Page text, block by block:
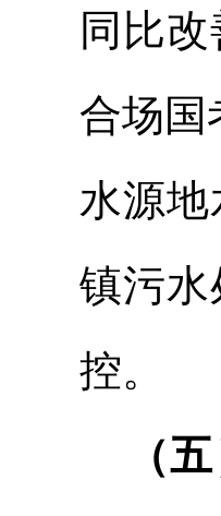
同比
合场国
水源
镇污水
控。
（